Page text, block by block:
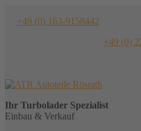
+49 (0) 163-9158442
+49 (0)
Ihr Turbolader Spezialist
Einbau & Verkauf